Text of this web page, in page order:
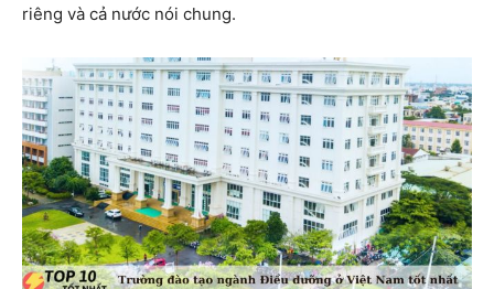
riêng và cả nước nói chung.